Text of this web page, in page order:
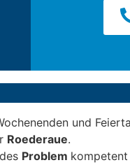
und
Roederaue.
Problem kompetent